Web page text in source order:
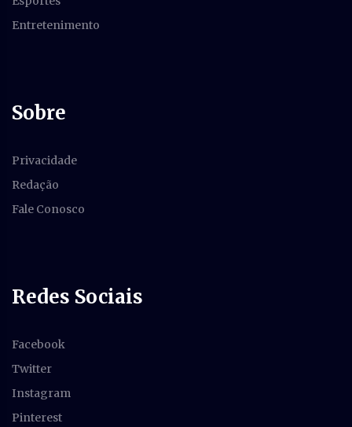
Entretenimento
Sobre
Privacidade
Redação
Fale Conosco
Redes Sociais
Facebook
Twitter
Instagram
Pinterest